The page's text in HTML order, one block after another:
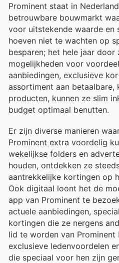
Prominent staat in
betrouwbare bouwmarkt
voor uitstekende waarde en
hoeven niet te wachten op
besparen; het hele jaar door
mogelijkheden voor
aanbiedingen, exclusieve
assortiment aan
producten, kunnen ze slim
budget optimaal benutten.
Er zijn diverse manieren
Prominent extra voordelig
wekelijkse folders en
houden, ontdekken ze
aantrekkelijke kortingen op
Ook digitaal loont het de
app van Prominent te
actuele aanbiedingen,
kortingen die ze nergens
lid te worden van Prominent
exclusieve ledenvoordelen
die speciaal voor hen zijn